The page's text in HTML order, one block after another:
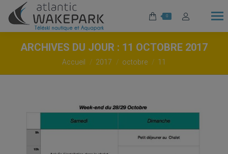
0
ARCHIVES DU JOUR : 11 OCTOBRE 2017
Vous êtes ici :
Accueil 2017 octobre 11